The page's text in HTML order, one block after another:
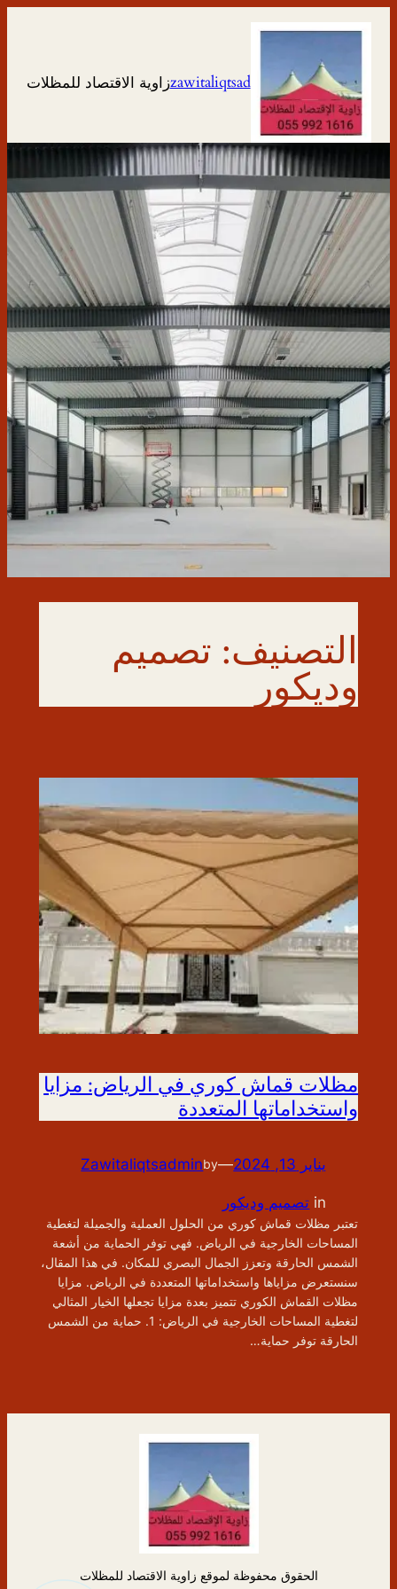
تخطى
zawitaliqtsadزاوية الاقتصاد للمظلات
التصنيف: تصميم
وديكور
مظلات قماش كوري في الرياض: مزايا
واستخداماتها المتعددة
يناير 13, 2024 —
by
Zawitaliqtsadmin
in تصميم وديكور
تعتبر مظلات قماش كوري من الحلول العملية والجميلة لتغطية
المساحات الخارجية في الرياض. فهي توفر الحماية من أشعة
الشمس الحارقة وتعزز الجمال البصري للمكان. في هذا المقال،
سنستعرض مزاياها واستخداماتها المتعددة في الرياض. مزايا
مظلات القماش الكوري تتميز بعدة مزايا تجعلها الخيار المثالي
لتغطية المساحات الخارجية في الرياض: 1. حماية من الشمس
الحارقة توفر حماية…
الحقوق محفوظة لموقع زاوية الاقتصاد للمظلات